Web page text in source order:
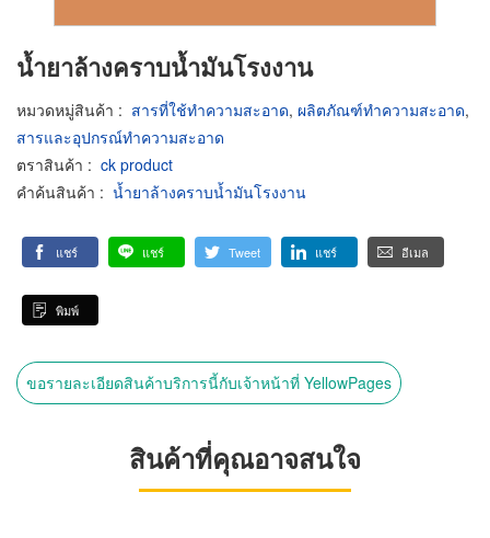
น้ำยาล้างคราบน้ำมันโรงงาน
หมวดหมู่สินค้า : สารที่ใช้ทำความสะอาด, ผลิตภัณฑ์ทำความสะอาด,
สารและอุปกรณ์ทำความสะอาด
ตราสินค้า : ck product
คำค้นสินค้า : น้ำยาล้างคราบน้ำมันโรงงาน
แชร์ แชร์ Tweet แชร์ อีเมล
พิมพ์
ขอรายละเอียดสินค้าบริการนี้กับเจ้าหน้าที่ YellowPages
สินค้าที่คุณอาจสนใจ